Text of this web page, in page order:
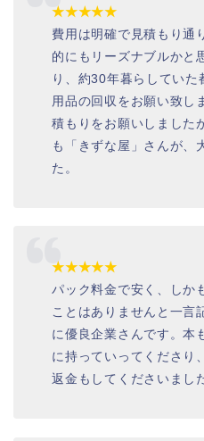
★★★★★
費用は明確で見積もり通
的にもリーズナブルかと
り、約30年暮らしてい
用品の回収をお願い致し
積もりをお願いしました
も「きずな屋」さんが、
た。
★★★★★
パック料金で安く、しか
ことはありませんと一言
に優良企業さんです。本
に持っていってくださり
返金もしてくださいまし